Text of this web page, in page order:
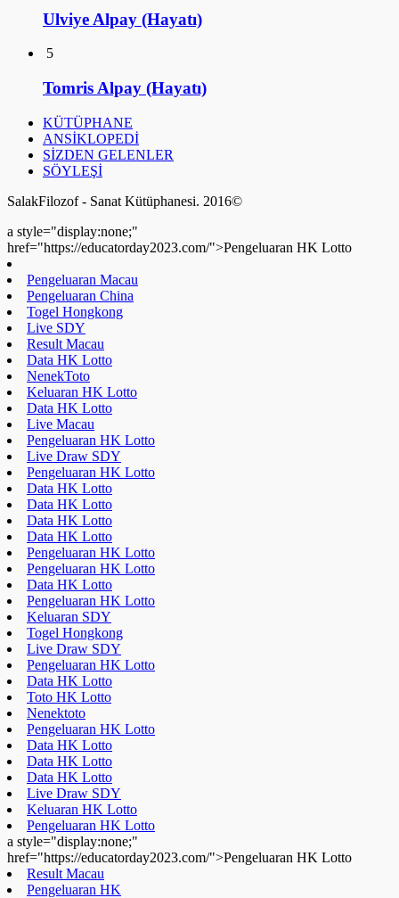
Ulviye Alpay (Hayatı)
5
Tomris Alpay (Hayatı)
KÜTÜPHANE
ANSİKLOPEDİ
SİZDEN GELENLER
SÖYLEŞİ
SalakFilozof - Sanat Kütüphanesi. 2016©
a style="display:none;"
href="https://educatorday2023.com/">Pengeluaran HK Lotto
Pengeluaran Macau
Pengeluaran China
Togel Hongkong
Live SDY
Result Macau
Data HK Lotto
NenekToto
Keluaran HK Lotto
Data HK Lotto
Live Macau
Pengeluaran HK Lotto
Live Draw SDY
Pengeluaran HK Lotto
Data HK Lotto
Data HK Lotto
Data HK Lotto
Data HK Lotto
Pengeluaran HK Lotto
Pengeluaran HK Lotto
Data HK Lotto
Pengeluaran HK Lotto
Keluaran SDY
Togel Hongkong
Live Draw SDY
Pengeluaran HK Lotto
Data HK Lotto
Toto HK Lotto
Nenektoto
Pengeluaran HK Lotto
Data HK Lotto
Data HK Lotto
Data HK Lotto
Live Draw SDY
Keluaran HK Lotto
Pengeluaran HK Lotto
a style="display:none;"
href="https://educatorday2023.com/">Pengeluaran HK Lotto
Result Macau
Pengeluaran HK